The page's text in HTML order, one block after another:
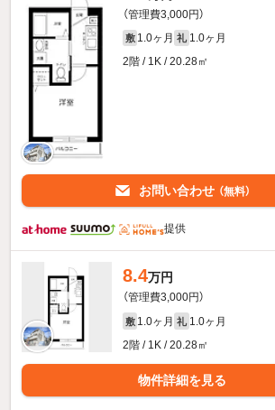
（管理費3,000円）
敷 1.0ヶ月 礼 1.0ヶ月
2階 / 1K / 20.28㎡
お問い合わせ （無料）
提供
8.4万円
（管理費3,000円）
敷 1.0ヶ月 礼 1.0ヶ月
2階 / 1K / 20.28㎡
物件詳細を見る